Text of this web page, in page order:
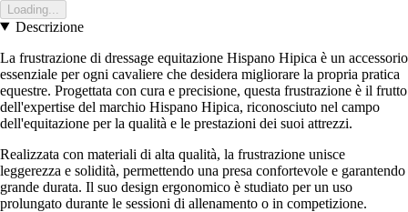
Loading...
Descrizione
La frustrazione di dressage equitazione Hispano Hipica è un accessorio
essenziale per ogni cavaliere che desidera migliorare la propria pratica
equestre. Progettata con cura e precisione, questa frustrazione è il frutto
dell'expertise del marchio Hispano Hipica, riconosciuto nel campo
dell'equitazione per la qualità e le prestazioni dei suoi attrezzi.
Realizzata con materiali di alta qualità, la frustrazione unisce
leggerezza e solidità, permettendo una presa confortevole e garantendo
grande durata. Il suo design ergonomico è studiato per un uso
prolungato durante le sessioni di allenamento o in competizione.